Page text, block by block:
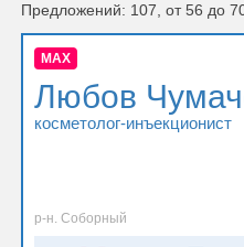
Предложений: 107, от 56 до
MAX
Любов
косметолог-инъекционист
р-н. Соборный